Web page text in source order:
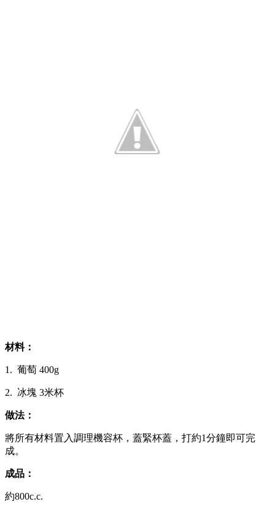
材料：
1. 葡萄 400g
2. 冰塊 3米杯
做法：
將所有材料置入調理機容杯，蓋緊杯蓋，打約1分鐘即可完
成。
成品 ：
約800c.c.